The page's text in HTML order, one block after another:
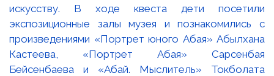
искусству. В ходе квеста дети посетили
экспозиционные залы музея и познакомились с
произведениями «Портрет юного Абая» Абылхана
Кастеева, «Портрет Абая» Сарсенбая
Бейсенбаева и «Абай. Мыслитель» Токболата